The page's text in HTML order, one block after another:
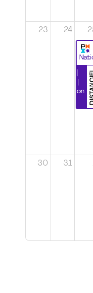
23 24
Certification
30 31